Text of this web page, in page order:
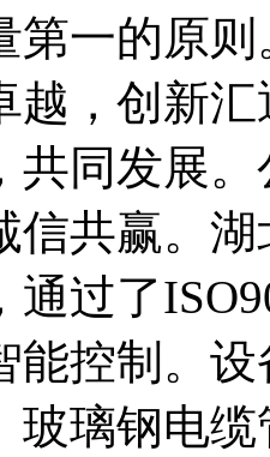
第一的原
越，创新
共同发展
信共赢。
通过了
能控制。
玻璃钢电